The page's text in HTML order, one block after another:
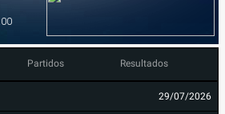
Partidos Resultados
29/07/2026